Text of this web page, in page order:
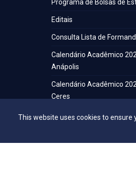
This website uses cookies to ensure
Programa de Bolsas de
Editais
Consulta Lista de
Calendário Acadêmico
Anápolis
Calendário Acadêmico
Ceres
Calendário Acadêmico
Calendário Acadêmico